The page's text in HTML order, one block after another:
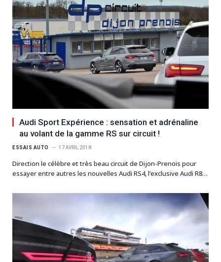
Audi Sport Expérience : sensation et adrénaline
au volant de la gamme RS sur circuit !
ESSAIS AUTO 17 AVRIL 2018
Direction le célèbre et très beau circuit de Dijon-Prenois pour
essayer entre autres les nouvelles Audi RS4, l’exclusive Audi R8…